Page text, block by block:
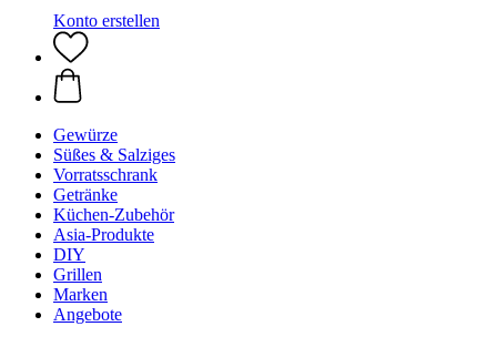
Konto erstellen
Gewürze
Süßes & Salziges
Vorratsschrank
Getränke
Küchen-Zubehör
Asia-Produkte
DIY
Grillen
Marken
Angebote